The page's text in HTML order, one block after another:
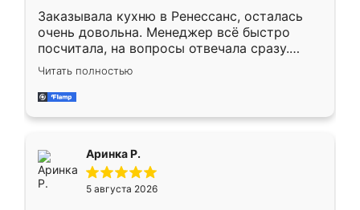
Заказывала кухню в Ренессанс, осталась
очень довольна. Менеджер всё быстро
посчитала, на вопросы отвечала сразу.
Замерщик приехал в субботу, подошёл к
делу со всей ответственностью. Собрали
за день, ребята работали аккуратно, даже
Читать полностью
Аринка Р.
5 августа 2026